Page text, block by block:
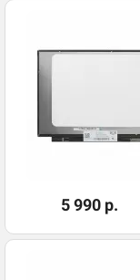
5 990 р.